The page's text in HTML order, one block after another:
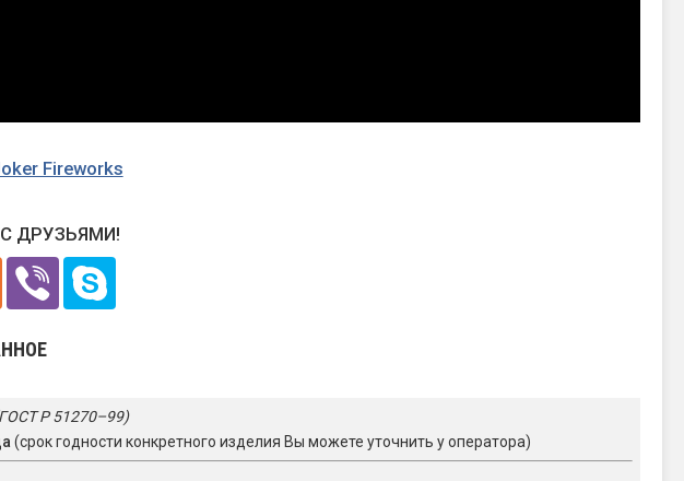
Fireworks
ДРУЗЬЯМИ!
Р 51270–99)
(срок годности конкретного изделия Вы можете уточнить у оператора)